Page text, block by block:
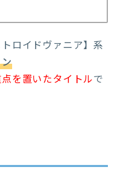
ロイドヴァニア】系
を置いたタイトルで